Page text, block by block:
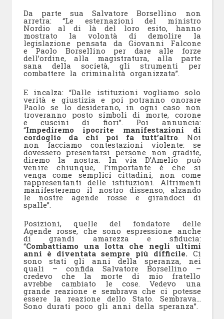
Da parte sua Salvatore Borsellino non
arretra: “Le esternazioni del ministro
Nordio al di là del loro esito, hanno
mostrato la volontà di demolire la
legislazione pensata da Giovanni Falcone
e Paolo Borsellino per dare alle forze
dell’ordine, alla magistratura, alla parte
sana della società, gli strumenti per
combattere la criminalità organizzata”.
E incalza: “Dalle istituzioni vogliamo solo
verità e giustizia e poi potranno onorare
Paolo se lo desiderano, in ogni caso non
troveranno posto simboli di morte, corone
e cuscini di fiori”. Poi annuncia:
“Impediremo ipocrite manifestazioni di
cordoglio da chi poi fa tutt’altro . Noi
non facciamo contestazioni violente: se
dovessero presentarsi persone non gradite,
diremo la nostra. In via D’Amelio può
venire chiunque, l’importante è che si
venga come semplici cittadini, non come
rappresentanti delle istituzioni. Altrimenti
manifesteremo il nostro dissenso, alzando
le nostre agende rosse e girandoci di
spalle”.
Posizioni, quelle del fondatore delle
Agende rosse, che sono espressione anche
di grandi amarezza e sfiducia:
“Combattiamo una lotta che negli ultimi
anni è diventata sempre più difficile. Ci
sono stati gli anni della speranza, nei
quali – confida Salvatore Borsellino –
credevo che la morte di mio fratello
avrebbe cambiato le cose. Vedevo una
grande reazione e sembrava che ci potesse
essere la reazione dello Stato. Sembrava…
Sono durati poco gli anni della speranza”.